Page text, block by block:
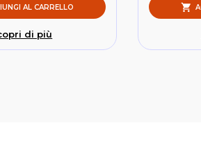
AL CARRELLO
di più